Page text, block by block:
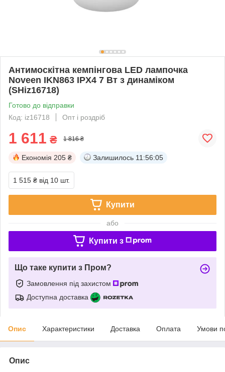
Антимоскітна кемпінгова LED лампочка
Noveen IKN863 IPХ4 7 Вт з динаміком
(SHiz16718)
Готово до відправки
Код: iz16718
Опт і роздріб
1 611 ₴ 1 816 ₴
Економія 205 ₴ Залишилось 11:56:04
1 515 ₴ від 10 шт.
Купити
або
Купити з
Що таке купити з Пром?
Замовлення під захистом
Доступна доставка
Опис Характеристики Доставка Оплата Умови
Опис